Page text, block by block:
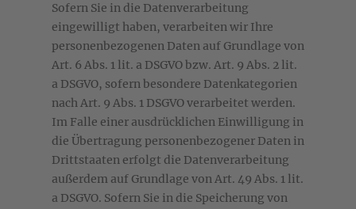
Sofern Sie in die Datenverarbeitung
eingewilligt haben, verarbeiten wir Ihre
personenbezogenen Daten auf Grundlage von
Art. 6 Abs. 1 lit. a DSGVO bzw. Art. 9 Abs. 2 lit.
a DSGVO, sofern besondere Datenkategorien
nach Art. 9 Abs. 1 DSGVO verarbeitet werden.
Im Falle einer ausdrücklichen Einwilligung in
die Übertragung personenbezogener Daten in
Drittstaaten erfolgt die Datenverarbeitung
außerdem auf Grundlage von Art. 49 Abs. 1 lit.
a DSGVO. Sofern Sie in die Speicherung von